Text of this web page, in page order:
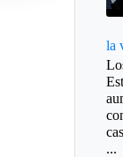
la
...